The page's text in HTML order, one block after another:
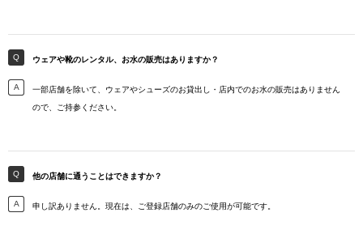
ウェアや靴のレンタル、お水の販売はありますか？
一部店舗を除いて、ウェアやシューズのお貸出し・店内でのお水の販売はありません
ので、ご持参ください。
他の店舗に通うことはできますか？
申し訳ありません。現在は、ご登録店舗のみのご使用が可能です。